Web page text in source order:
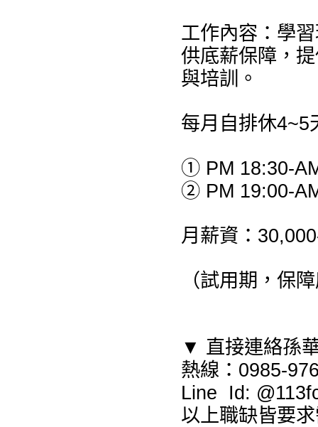
工作內容：學
供底薪保障，
與培訓。
每月自排休4~5
① PM 18:30-
② PM 19:00-
月薪資：
（試用期，保
▼ 直接連絡孫
熱線：0985-
Line Id:
以上職缺皆要